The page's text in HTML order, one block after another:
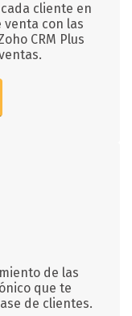
cliente en
venta con las
CRM Plus
de las
que te
de clientes.